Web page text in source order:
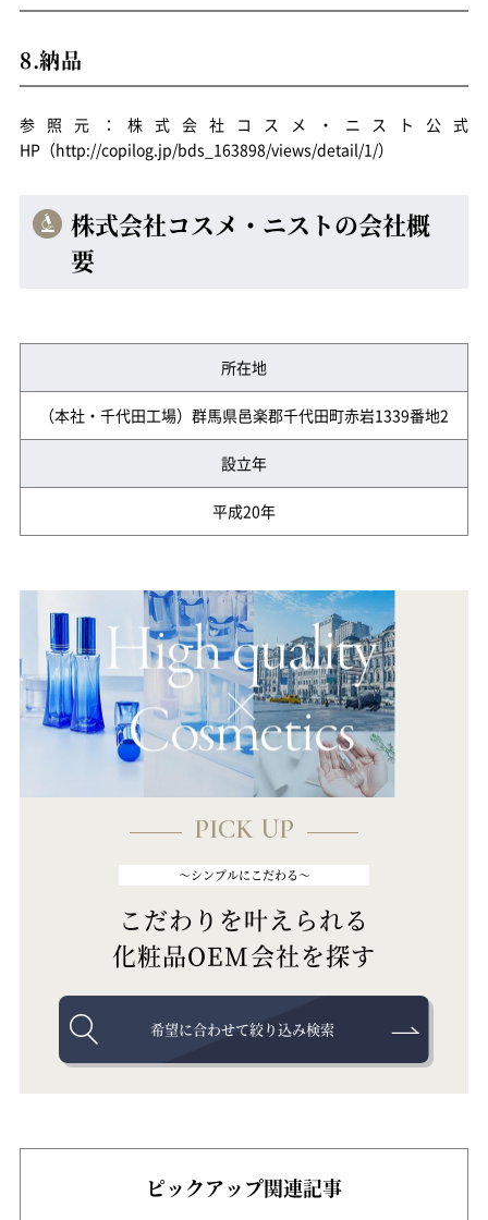
8.納品
参照元：株式会社コスメ・ニスト公式
HP（http://copilog.jp/bds_163898/views/detail/1/）
株式会社コスメ・ニストの会社概
要
所在地
（本社・千代田工場）群馬県邑楽郡千代田町赤岩1339番地2
設立年
平成20年
PICK UP
～シンプルにこだわる～
こだわりを叶えられる
化粧品OEM会社を探す
希望に合わせて絞り込み検索
ピックアップ関連記事